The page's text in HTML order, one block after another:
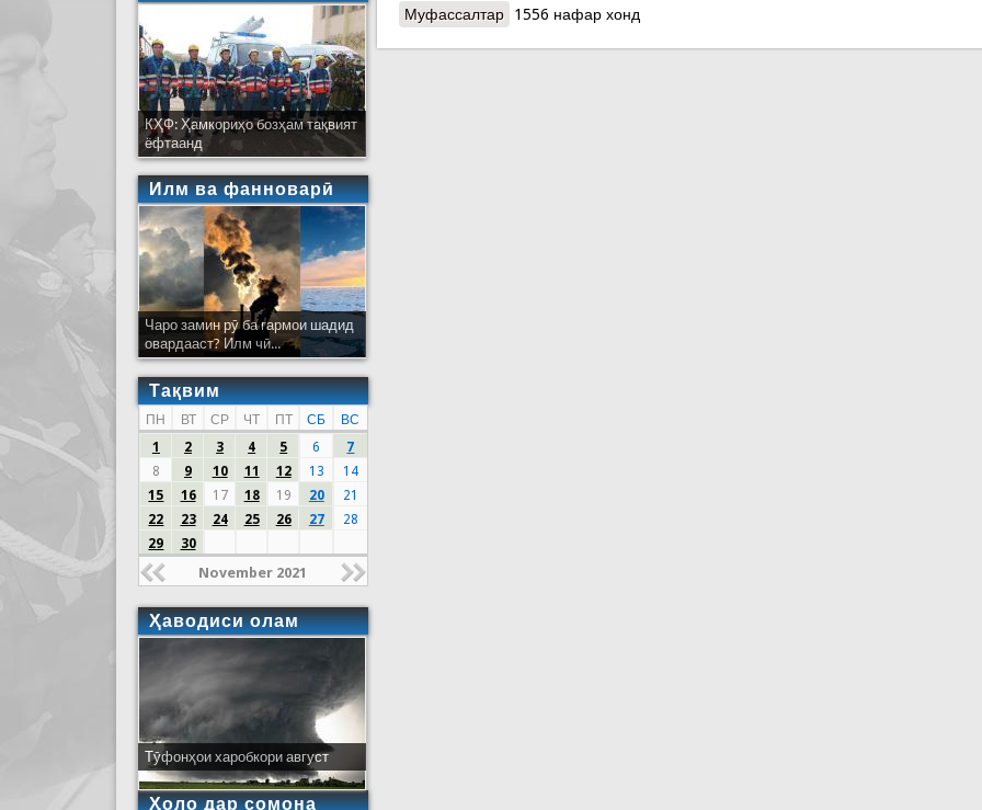
Муфассалтар о Паёми шодбошии Пешвои миллат, Президенти Ҷумҳурии
1556 нафар хонд
КҲФ: Ҳамкориҳо бозҳам тақвият
ёфтаанд
Илм ва фанноварӣ
Чаро замин рӯ ба гармои шадид
овардааст? Илм чӣ...
Тақвим
ПН ВТ СР ЧТ ПТ СБ
ВС
1
2 3 4 5 6
7
8
9 10 11 12 13
14
15
16 17 18 19 20
21
22
23 24 25 26 27
28
29
30
November 2021
Ҳаводиси олам
Тӯфонҳои харобкори август
Ҳоло дар сомона